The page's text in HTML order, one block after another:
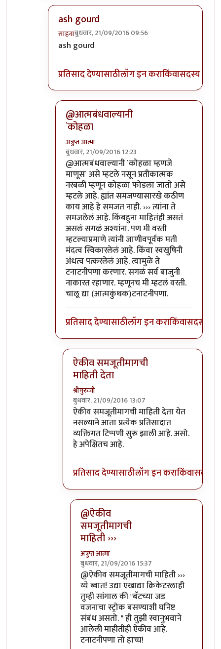
ash gourd
साहनाबुधवार, 21/09/2016 09:56
In reply to
ash gourd
प्रतिसाद देण्यासाठीलॉग इन कराकिंवासदस्य व्हा
@आत्मबंधवाल्यानी
`कोहळा
अत्रुप्त आत्मा
बुधवार, 21/09/2016 12:23
In reply toआत्मबंधवाल्यानी `कोहळा म्हणजे
@आत्मबंधवाल्यानी `कोहळा म्हणजे
माणूस` असे म्हटले नसून प्रतीकात्मक
नरबळी म्हणून कोहळा फोडला जातो असे
म्हटले आहे. ह्यांत समजण्यासारखे कठीण
काय आहे हे समजत नाही. ››› त्यांना ते
समजलेलं आहे. किंबहुना माहितंही असतं
असलं सगळं अश्यांना. पण मी वरती
म्हटल्याप्रमाणे त्यांनी जाणीवपूर्वक मती
मंदत्व स्विकारलेलं आहे. किंवा स्वखुषिनी
अंधत्व पत्करलेलं आहे. त्यामुळे ते
टनाटनीपणा करणार. सगळं सर्व बाजुनी
नाकारत रहाणार. म्हणूनच मी म्हटलं वरती.
चालू द्या (आत्मकुंथक)टनाटनीपणा.
प्रतिसाद देण्यासाठीलॉग इन कराकिंवासदस्य व्हा
ऐकीव समजूतीमागची
माहिती देता
श्रीगुरुजी
बुधवार, 21/09/2016 13:07
In reply to@आत्मबंधवाल्यानी `कोहळा
ऐकीव समजूतीमागची माहिती देता येत
नसल्याने आता प्रत्येक प्रतिसादात
व्यक्तिगत टिप्पणी सुरू झाली आहे. असो.
हे अपेक्षितच आहे.
प्रतिसाद देण्यासाठीलॉग इन कराकिंवासदस्य
@ऐकीव
समजूतीमागची
माहिती ›››
अत्रुप्त आत्मा
बुधवार, 21/09/2016 15:37
In reply toऐकीव समजूतीमागची माहिती देता
@ऐकीव समजूतीमागची माहिती ›››
य्ये ब्बात! उद्या एखाद्या क्रिकेटरलाही
तुम्ही सांगाल की "बॅटच्या जड
वजनाचा स्ट्रोक बसण्याशी घनिष्ट
संबंध असतो. " ही तुझी स्वानुभवाने
आलेली माहीतीही ऐकीव आहे.
टनाटनीपणा तो हाच्च!